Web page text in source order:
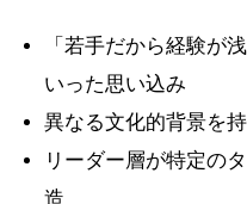
「若手だから経験が
いった思い込み
異なる文化的背景を
リーダー層が特定の
造